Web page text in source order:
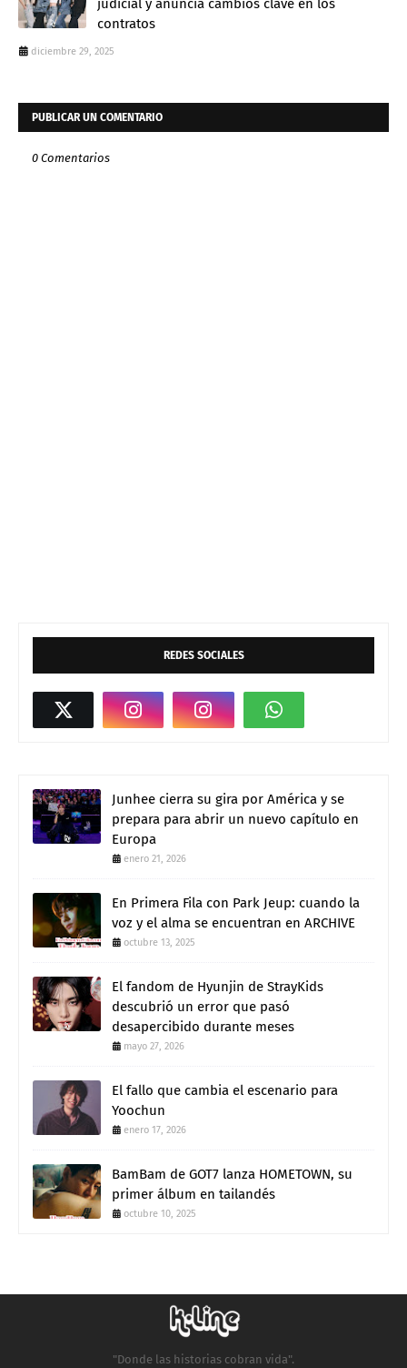
judicial y anuncia cambios clave en los
contratos
diciembre 29, 2025
PUBLICAR UN COMENTARIO
0 Comentarios
REDES SOCIALES
Junhee cierra su gira por América y se
prepara para abrir un nuevo capítulo en
Europa
enero 21, 2026
En Primera Fila con Park Jeup: cuando la
voz y el alma se encuentran en ARCHIVE
octubre 13, 2025
El fandom de Hyunjin de StrayKids
descubrió un error que pasó
desapercibido durante meses
mayo 27, 2026
El fallo que cambia el escenario para
Yoochun
enero 17, 2026
BamBam de GOT7 lanza HOMETOWN, su
primer álbum en tailandés
octubre 10, 2025
"Donde las historias cobran vida".